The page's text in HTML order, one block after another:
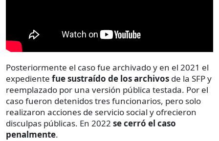
Posteriormente el caso fue archivado y en el 2021 el
expediente fue sustraído de los archivos de la SFP y
reemplazado por una versión pública testada. Por el
caso fueron detenidos tres funcionarios, pero solo
realizaron acciones de servicio social y ofrecieron
disculpas públicas. En 2022 se cerró el caso
penalmente.